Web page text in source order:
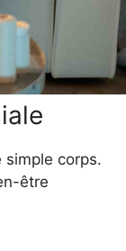
simple corps.
être